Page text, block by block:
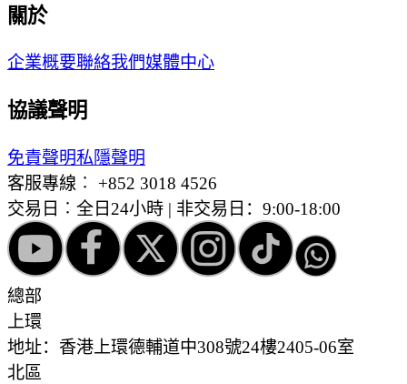
關於
企業概要聯絡我們媒體中心
協議聲明
免責聲明私隱聲明
客服專線︰ +852 3018 4526
交易日︰全日24小時 | 非交易日：9:00-18:00
總部
上環
地址：香港上環德輔道中308號24樓2405-06室
北區